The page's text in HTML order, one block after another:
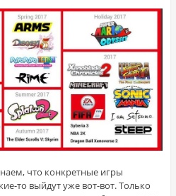
что конкретные игры
то выйдут уже вот-вот. Только